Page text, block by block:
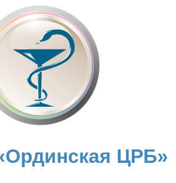
ЦРБ»